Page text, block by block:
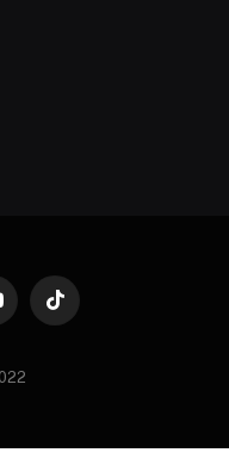
TikTok